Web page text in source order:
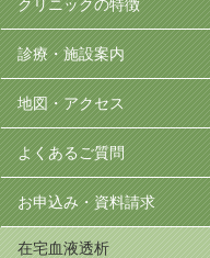
クリニックの特徴
診療・施設案内
地図・アクセス
よくあるご質問
お申込み・資料請求
在宅血液透析